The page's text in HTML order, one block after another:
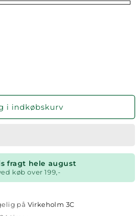
i indkøbskurv
fragt hele august
køb over 199,-
på Virkeholm 3C